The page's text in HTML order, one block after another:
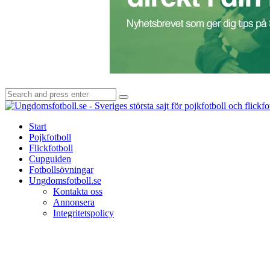
Search
for:
Search
Start
Pojkfotboll
Flickfotboll
Cupguiden
Fotbollsövningar
Ungdomsfotboll.se
Kontakta oss
Annonsera
Integritetspolicy